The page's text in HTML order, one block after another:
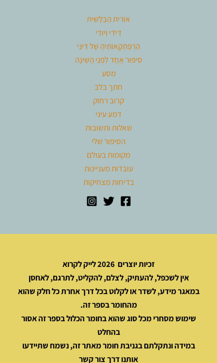
אוֹרִית הַבַּלָּשִׁית
דִּידִי וְיוּדִי
הַרְפַּתְקָאוֹתֶיהָ שֶׁל דִּינִי
סִיפּוּר אֶחָד לִפְנֵי הַשֵּׁינָה
מסע
חתך בלב
קרוב רחוק
דמע עיני
שאלות ותשובות
הסיפור שלי
מקומות בעולם
עובדות מעניינות
בדיחות מצחיקות
זכיות יוצרים 2026 לייק לקרוא
אין לשכפל, להעתיק, לצלם, להקליט, לתרגם, לאחסן
במאגר מידע, לשדר או לקלוט בכל דרך אחרת כל חלק שהוא
מהחומר בספר זה.
שימוש מסחרי מכל סוג שהוא בחומר הכלול בספר זה אסור
בהחלט
במידה ונתקלתם בגניבת חומר מאתר זה, נשמח שתיידעו
אותנו דרך צור קשר